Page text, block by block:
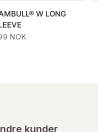
W LONG
NOK
kunder